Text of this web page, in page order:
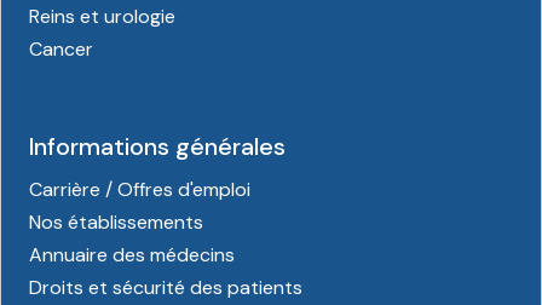
Reins et urologie
Cancer
Informations générales
Carrière / Offres d'emploi
Nos établissements
Annuaire des médecins
Droits et sécurité des patients